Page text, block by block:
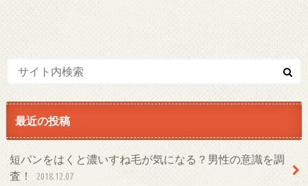
最近の投稿
短パンをはくと濃いすね毛が気になる？男性の意識を調
査！
2018.12.07